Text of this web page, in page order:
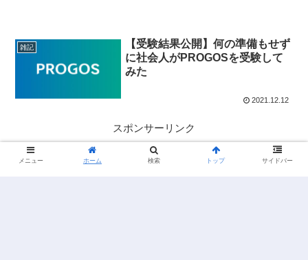
雑記
【受験結果公開】何の準備もせず
に社会人がPROGOSを受験して
みた
2021.12.12
スポンサーリンク
メニュー ホーム 検索 トップ サイドバー